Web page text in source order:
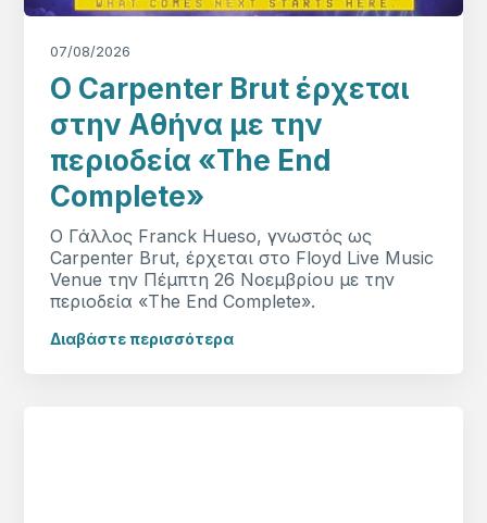
07/08/2026
Ο Carpenter Brut έρχεται
στην Αθήνα με την
περιοδεία «The End
Complete»
Ο Γάλλος Franck Hueso, γνωστός ως
Carpenter Brut, έρχεται στο Floyd Live Music
Venue την Πέμπτη 26 Νοεμβρίου με την
περιοδεία «The End Complete».
Διαβάστε περισσότερα